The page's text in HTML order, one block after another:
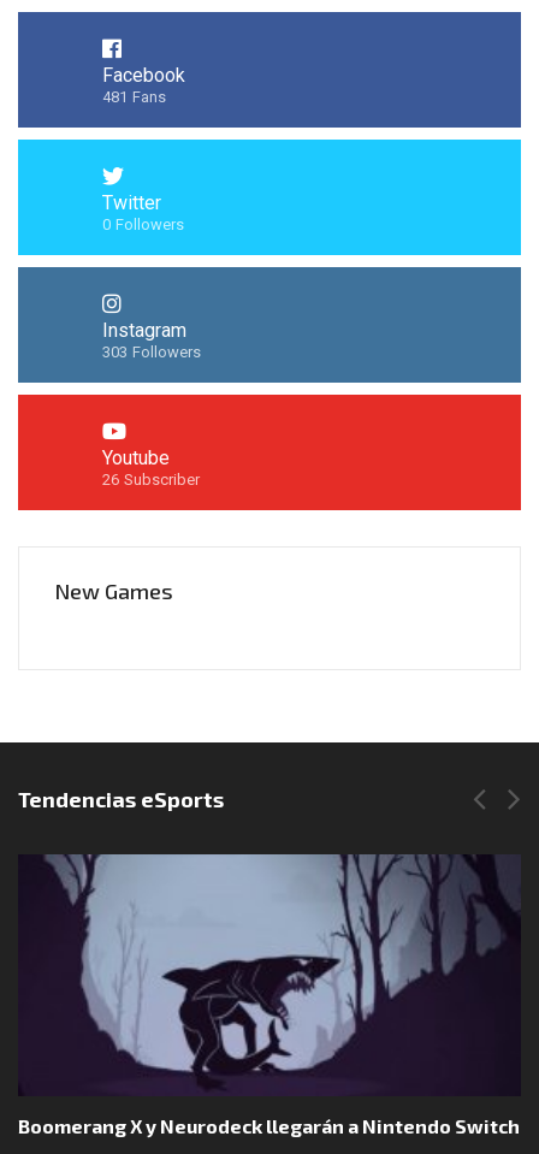
Facebook
481 Fans
Twitter
0 Followers
Instagram
303 Followers
Youtube
26 Subscriber
New Games
Síguenos en Instagram
Tendencias eSports
Boomerang X y Neurodeck llegarán a Nintendo Switch